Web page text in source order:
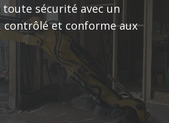
toute sécurité avec un
contrôlé et conforme aux